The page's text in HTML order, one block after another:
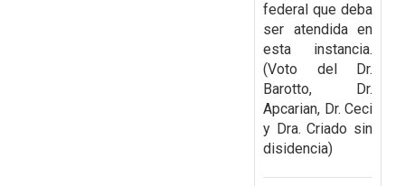
federal que deba
ser atendida en
esta instancia.
(Voto del Dr.
Barotto, Dr.
Apcarian, Dr. Ceci
y Dra. Criado sin
disidencia)